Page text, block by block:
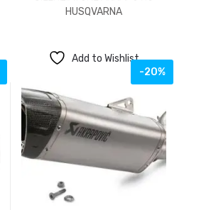
HUSQVARNA
Add to Wishlist
-20%